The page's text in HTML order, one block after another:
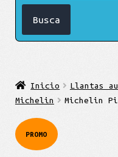
Inicio
Llantas
Michelin
Michelin
PROMO